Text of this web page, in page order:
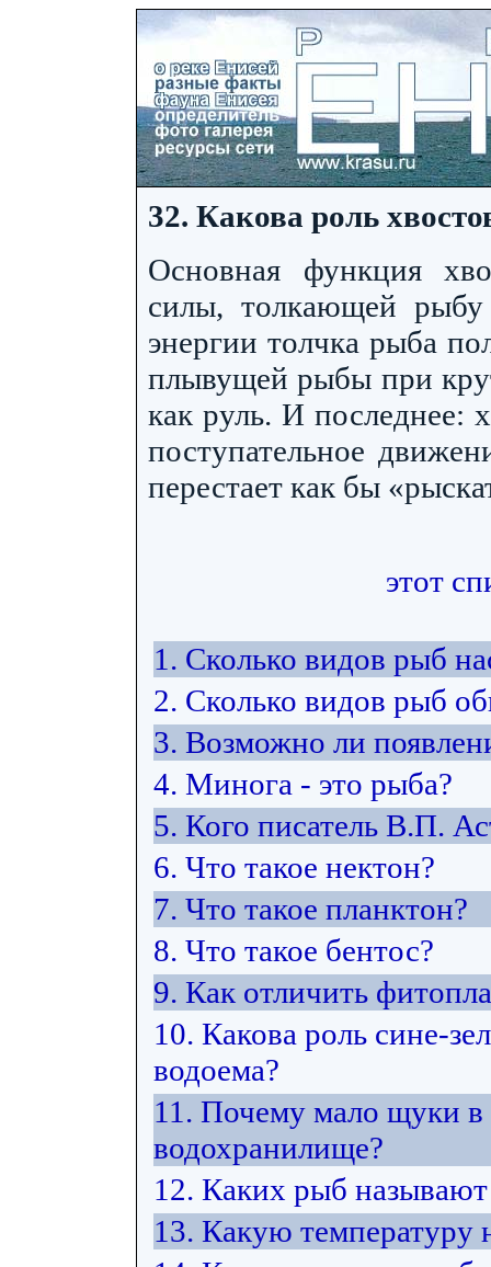
32. Какова роль
Основная функция
силы, толкающей
энергии толчка рыба
плывущей рыбы при
как руль. И последнее:
поступательное
перестает как бы
этот
1. Сколько видов рыб
2. Сколько видов рыб
3. Возможно ли
4. Минога - это рыба?
5. Кого писатель В.П.
6. Что такое нектон?
7. Что такое планктон?
8. Что такое бентос?
9. Как отличить
10. Какова роль сине-
водоема?
11. Почему мало щуки в
водохранилище?
12. Каких рыб
13. Какую температуру